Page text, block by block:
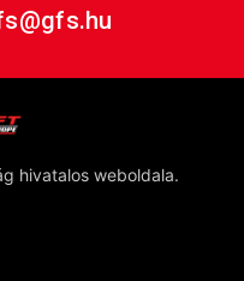
hivatalos weboldala.